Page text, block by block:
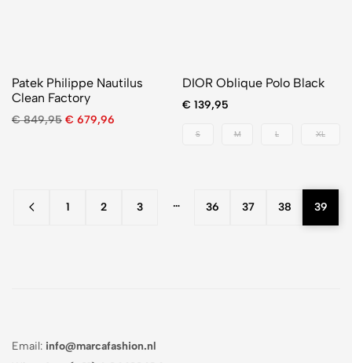
Patek Philippe Nautilus
Clean Factory
€849,95 € 679,96
DIOR Oblique Polo Black
€ 139,95
S M L XL
1 2 3 … 36 37 38 39
Email: info@marcafashion.nl